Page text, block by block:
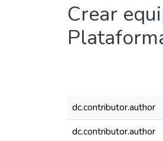
Crear
dc.contributor.author
dc.contributor.author